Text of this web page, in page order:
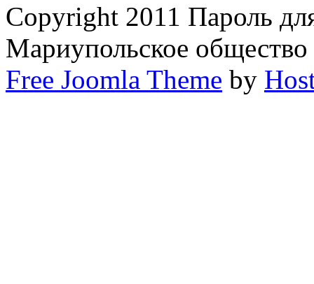
Copyright 2011 Пароль
Мариупольское
Free Joomla Theme by